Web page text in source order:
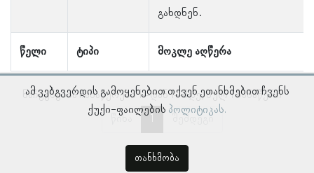
წელი ტიპი მოკლე აღწერა
გახდნენ.
ნაჩვენებია ჩანაწერები 1–დან 1–მდე, სულ 1 ჩანაწერი
წინა
შემდეგი
ამ ვებგვერდის გამოყენებით თქვენ ეთანხმებით ჩვენს
ქუქი-ფაილების პოლიტიკას.
თანხმობა